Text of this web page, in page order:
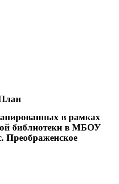
в рамках
библиотеки в МБОУ